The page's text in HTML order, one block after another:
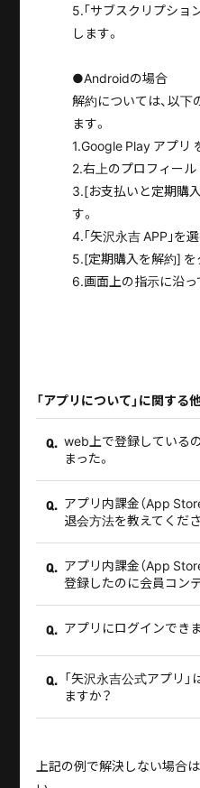
5.｢サブスクリプショ
します。
●Androidの場合
解約については、以
ます。
1.Google Play アプリ
2.右上のプロフィール
3.[お支払いと定期購
す。
4.｢矢沢永吉 APP｣を
5.[定期購入を解約] を
6.画面上の指示に沿っ
「アプリについて」に関する
Q. web上で登録している
まった。
Q. アプリ内課金（App
退会方法を教えてくだ
Q. アプリ内課金（App
登録したのに会員コン
Q. アプリにログインでき
Q. 「矢沢永吉公式アプリ
ますか？
上記の例で解決しない場合